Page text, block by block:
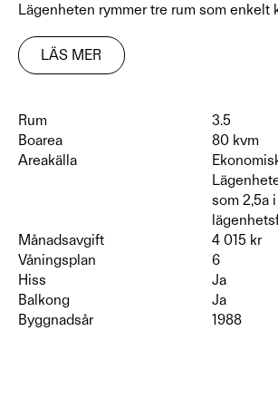
Lägenheten rymmer tre rum som enkelt
LÄS MER
Rum
3.5
Boarea
80 kvm
Areakälla
som 2,5a
Månadsavgift
4 015 kr
Våningsplan
6
Hiss
Ja
Balkong
Ja
Byggnadsår
1988